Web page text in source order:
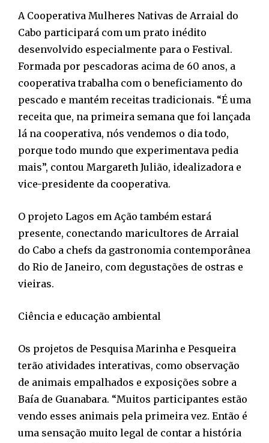
A Cooperativa Mulheres Nativas de Arraial do
Cabo participará com um prato inédito
desenvolvido especialmente para o Festival.
Formada por pescadoras acima de 60 anos, a
cooperativa trabalha com o beneficiamento do
pescado e mantém receitas tradicionais. “É uma
receita que, na primeira semana que foi lançada
lá na cooperativa, nós vendemos o dia todo,
porque todo mundo que experimentava pedia
mais”, contou Margareth Julião, idealizadora e
vice-presidente da cooperativa.
O projeto Lagos em Ação também estará
presente, conectando maricultores de Arraial
do Cabo a chefs da gastronomia contemporânea
do Rio de Janeiro, com degustações de ostras e
vieiras.
Ciência e educação ambiental
Os projetos de Pesquisa Marinha e Pesqueira
terão atividades interativas, como observação
de animais empalhados e exposições sobre a
Baía de Guanabara. “Muitos participantes estão
vendo esses animais pela primeira vez. Então é
uma sensação muito legal de contar a história